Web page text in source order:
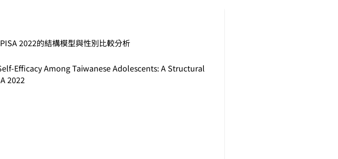
2022的結構模型與性別比較分析
Efficacy Among Taiwanese Adolescents: A Structural
2022